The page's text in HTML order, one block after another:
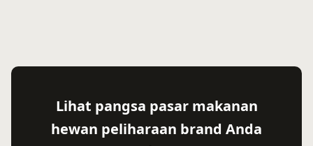
Lihat pangsa pasar makanan
hewan peliharaan brand Anda